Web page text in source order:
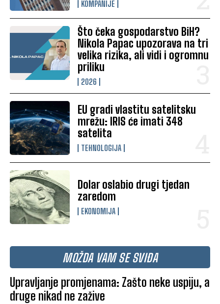
KOMPANIJE
Što čeka gospodarstvo BiH?
Nikola Papac upozorava na tri
velika rizika, ali vidi i ogromnu
priliku
2026
EU gradi vlastitu satelitsku
mrežu: IRIS će imati 348
satelita
TEHNOLOGIJA
Dolar oslabio drugi tjedan
zaredom
EKONOMIJA
MOŽDA VAM SE SVIĐA
Upravljanje promjenama: Zašto neke uspiju, a
druge nikad ne zažive